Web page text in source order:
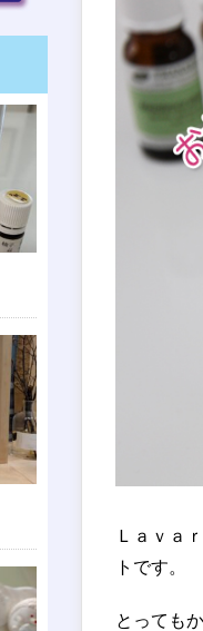
Ｌａｖａ
トです。
とっても